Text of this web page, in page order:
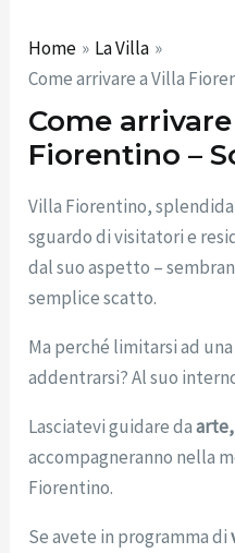
Home
La Villa
Come arrivare a Villa
Come
Fiorentino –
Villa Fiorentino,
sguardo di visitatori e
dal suo aspetto –
semplice scatto.
Ma perché limitarsi ad
addentrarsi? Al suo
Lasciatevi guidare da
accompagneranno nella
Fiorentino.
Se avete in programma di